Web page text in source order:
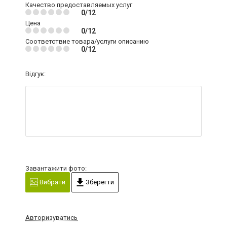
Качество предоставляемых услуг
0/12
Цена
0/12
Соответствие товара/услуги описанию
0/12
Відгук:
Завантажити фото:
Вибрати
Зберегти
Авторизуватись